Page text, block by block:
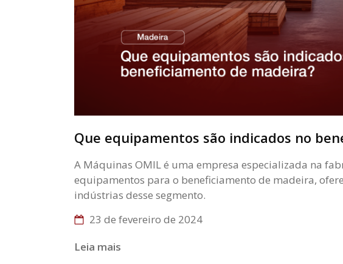
Que equipamentos são indicados no
A Máquinas OMIL é uma empresa especializada na
equipamentos para o beneficiamento de madeira,
indústrias desse segmento.
23 de fevereiro de 2024
Leia mais